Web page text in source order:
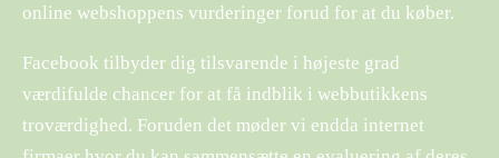
online webshoppens vurderinger forud for at du køber.
Facebook tilbyder dig tilsvarende i højeste grad
værdifulde chancer for at få indblik i webbutikkens
troværdighed. Foruden det møder vi endda internet